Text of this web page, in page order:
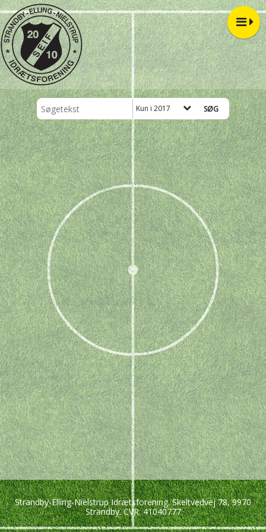
Kun i 2017
Strandby-Elling-Nielstrup Idrætsforening. Skeltvedvej 78, 9970
Strandby. CVR: 41040777